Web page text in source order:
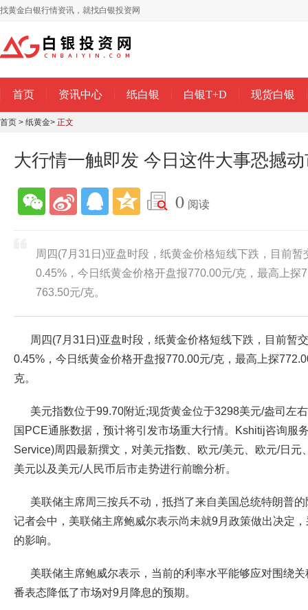
找黄金白银行情资讯，就找白银投资网
首页 资讯中心 纸白银 白银T+D 现货白银
首页 > 纸黄金> 正文
大行情一触即发 今日这件大事恐撼
0 阅读
周四(7月31日)亚盘时段，纸黄金价格短线下跌，目前
0.45%，今日纸黄金价格开盘报770.00元/克，最高上探
763.50元/克。
周四(7月31日)亚盘时段，纸黄金价格短线下跌，目前暂
0.45%，今日纸黄金价格开盘报770.00元/克，最高上探
克。
美元指数位于99.70附近;现货黄金位于3298美元/盎司左
国PCE通胀数据，预计将引发市场重大行情。Kshitij咨询服
Service)周四最新撰文，对美元指数、欧元/美元、欧元/日元
美元以及美元/人民币后市走势进行前瞻分析。
美联储主席周三按兵不动，抵挡了来自美国总统特朗普
记者会中，美联储主席鲍威尔表示尚未就9月政策做出决定
的影响。
美联储主席鲍威尔表示，当前的利率水平能够应对围绕
番表态降低了市场对9月降息的预期。